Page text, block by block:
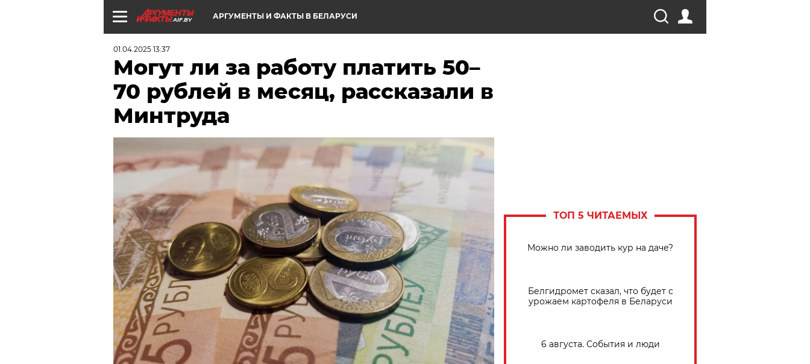
AIF.BY АРГУМЕНТЫ И ФАКТЫ В БЕЛАРУСИ
01.04.2025 13:37
Могут ли за работу платить 50–
70 рублей в месяц, рассказали в
Минтруда
ТОП 5 ЧИТАЕМЫХ
Можно ли заводить кур на даче?
Белгидромет сказал, что будет с
урожаем картофеля в Беларуси
6 августа. События и люди